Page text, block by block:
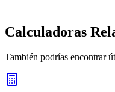
Calculadoras
También podrías encontrar